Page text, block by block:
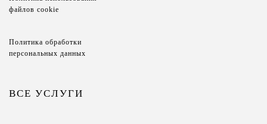
файлов cookie
Политика обработки
персональных данных
ВСЕ УСЛУГИ